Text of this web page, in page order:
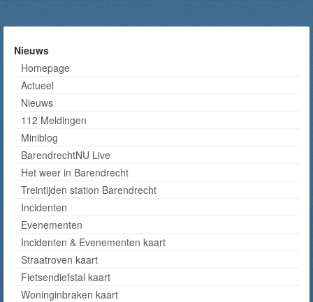
Nieuws
Homepage
Actueel
Nieuws
112 Meldingen
Miniblog
BarendrechtNU Live
Het weer in Barendrecht
Treintijden station Barendrecht
Incidenten
Evenementen
Incidenten & Evenementen kaart
Straatroven kaart
Fietsendiefstal kaart
Woninginbraken kaart